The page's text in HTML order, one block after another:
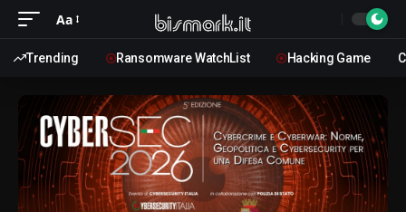
Aa
Trending Ransomware WatchList Hacking Game